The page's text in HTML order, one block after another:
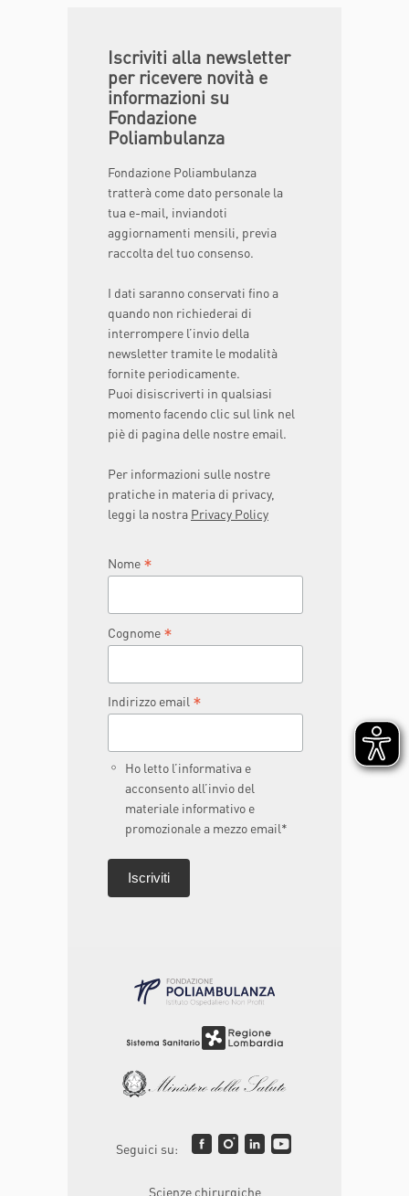
Iscriviti alla newsletter
per ricevere novità e
informazioni su
Fondazione
Poliambulanza
Fondazione Poliambulanza
tratterà come dato personale la
tua e-mail, inviandoti
aggiornamenti mensili, previa
raccolta del tuo consenso.
I dati saranno conservati fino a
quando non richiederai di
interrompere l’invio della
newsletter tramite le modalità
fornite periodicamente.
Puoi disiscriverti in qualsiasi
momento facendo clic sul link nel
piè di pagina delle nostre email.
Per informazioni sulle nostre
pratiche in materia di privacy,
leggi la nostra Privacy Policy
Nome *
Cognome *
Indirizzo email *
Ho letto l’informativa e
acconsento all’invio del
materiale informativo e
promozionale a mezzo email*
Seguici su:
Scienze chirurgiche